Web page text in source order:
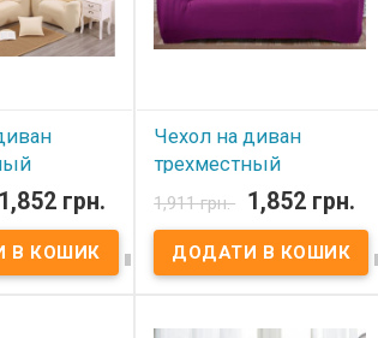
1,852 грн.
 
Чехол на диван
трехместный
HomyTex Сиреневый
В наявності
Чехол на диван
100% полиэстер. Размер:
1,911 грн. 1,852 грн.